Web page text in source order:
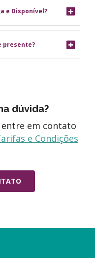
e Disponível?
presente?
dúvida?
em contato
e Condições